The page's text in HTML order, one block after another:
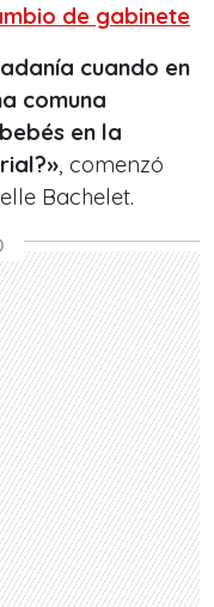
de gabinete
cuando en
comuna
en la
, comenzó
Bachelet.